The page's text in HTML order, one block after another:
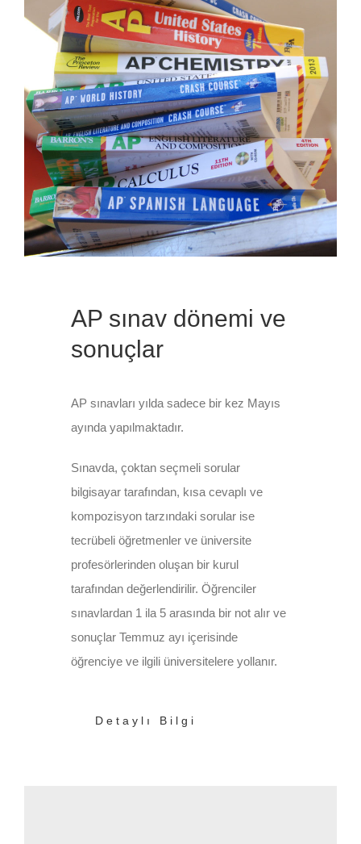
AP sınav dönemi ve
sonuçlar
AP sınavları yılda sadece bir kez Mayıs
ayında yapılmaktadır.
Sınavda, çoktan seçmeli sorular
bilgisayar tarafından, kısa cevaplı ve
kompozisyon tarzındaki sorular ise
tecrübeli öğretmenler ve üniversite
profesörlerinden oluşan bir kurul
tarafından değerlendirilir. Öğrenciler
sınavlardan 1 ila 5 arasında bir not alır ve
sonuçlar Temmuz ayı içerisinde
öğrenciye ve ilgili üniversitelere yollanır.
Detaylı Bilgi